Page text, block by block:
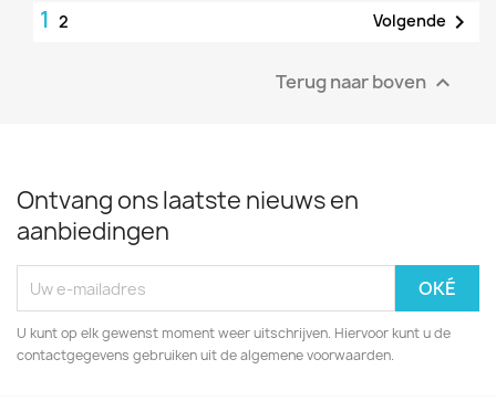
1 2 Volgende 
Terug naar boven 
Ontvang ons laatste nieuws en
aanbiedingen
U kunt op elk gewenst moment weer uitschrijven. Hiervoor kunt u de
contactgegevens gebruiken uit de algemene voorwaarden.